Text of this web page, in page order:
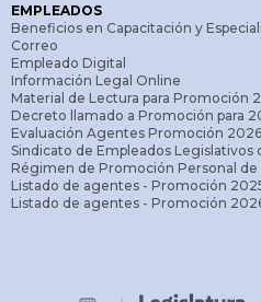
EMPLEADOS
Beneficios en Capacitación y
Correo
Empleado Digital
Información Legal Online
Material de Lectura para Promoción
Decreto llamado a Promoción para
Evaluación Agentes Promoción 2026
Sindicato de Empleados Legislativos
Régimen de Promoción Personal de
Listado de agentes - Promoción
Listado de agentes - Promoción